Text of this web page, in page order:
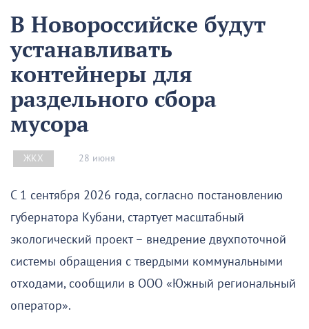
В Новороссийске будут
устанавливать
контейнеры для
раздельного сбора
мусора
ЖКХ 28 июня
С 1 сентября 2026 года, согласно постановлению
губернатора Кубани, стартует масштабный
экологический проект – внедрение двухпоточной
системы обращения с твердыми коммунальными
отходами, сообщили в ООО «Южный региональный
оператор».